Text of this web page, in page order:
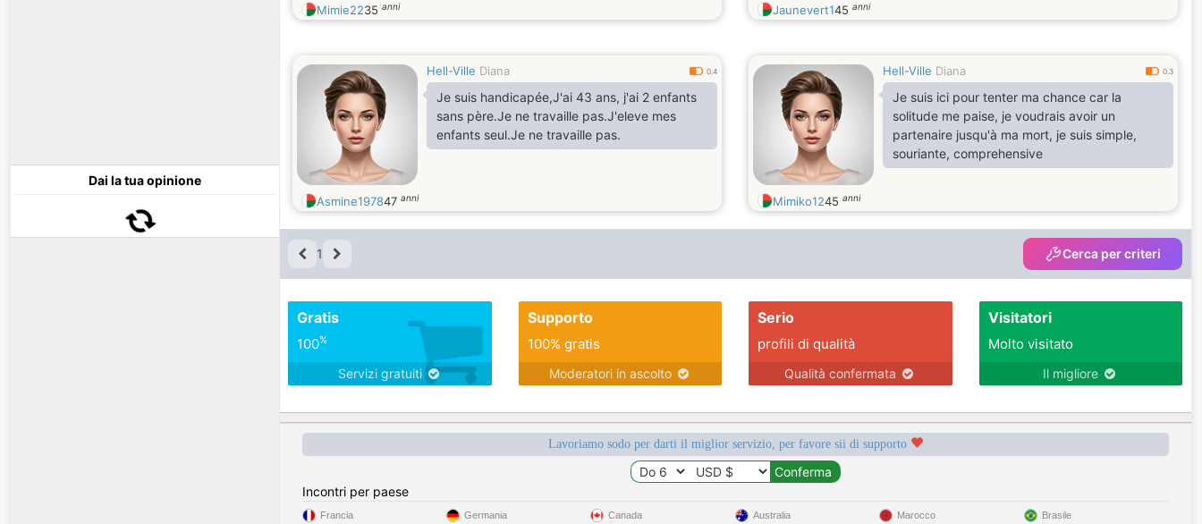
Dai la tua opinione
Mimie2235 anni Jaunevert145 anni
Hell-Ville Diana 0.4
Je suis handicapée,J'ai 43 ans, j'ai 2 enfants
sans père.Je ne travaille pas.J'eleve mes
enfants seul.Je ne travaille pas.
Asmine197847 anni
Hell-Ville Diana 0.3
Je suis ici pour tenter ma chance car la
solitude me paise, je voudrais avoir un
partenaire jusqu'à ma mort, je suis simple,
souriante, comprehensive
Mimiko1245 anni
1 Cerca per criteri
Gratis
100%
Servizi gratuiti
Supporto
100% gratis
Moderatori in ascolto
Serio
profili di qualità
Qualità confermata
Visitatori
Molto visitato
Il migliore
Lavoriamo sodo per darti il miglior servizio, per favore sii di supporto
Incontri per paese
Francia Germania Canada Australia Marocco Brasile